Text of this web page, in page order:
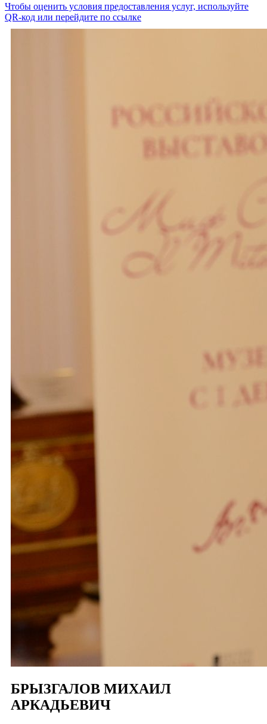
Чтобы оценить условия предоставления услуг, используйте
QR-код или перейдите по ссылке
БРЫЗГАЛОВ МИХАИЛ
АРКАДЬЕВИЧ